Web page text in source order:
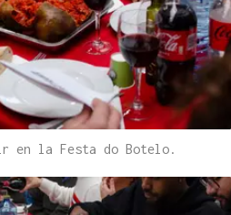
en la Festa do Botelo.